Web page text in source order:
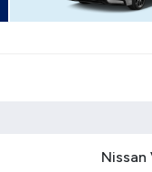
Nissan